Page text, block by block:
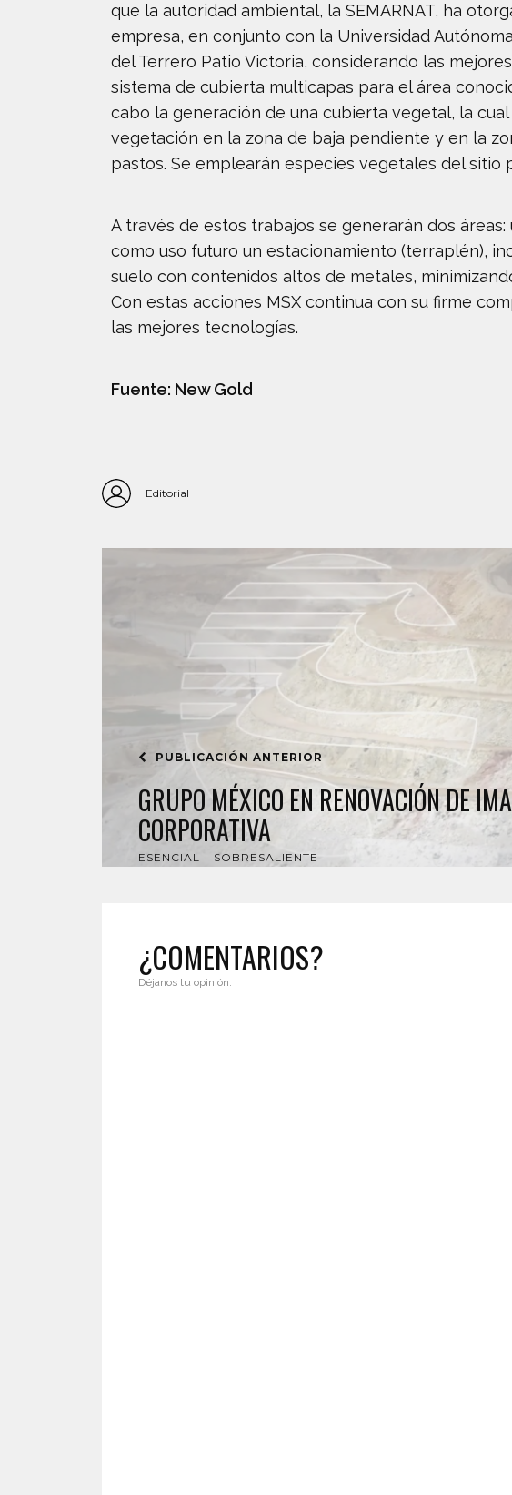
que la autoridad ambiental, la SEMARNAT, ha
empresa, en conjunto con la Universidad
del Terrero Patio Victoria, considerando las
sistema de cubierta multicapas para el área
cabo la generación de una cubierta vegetal, la
vegetación en la zona de baja pendiente y en la
pastos. Se emplearán especies vegetales del sitio
A través de estos trabajos se generarán dos
como uso futuro un estacionamiento (terraplén),
suelo con contenidos altos de metales,
Con estas acciones MSX continua con su firme
las mejores tecnologías.
Fuente: New Gold
Editorial
PUBLICACIÓN ANTERIOR
GRUPO MÉXICO EN RENOVACIÓN DE
CORPORATIVA
ESENCIAL SOBRESALIENTE
¿COMENTARIOS?
Déjanos tu opinión.